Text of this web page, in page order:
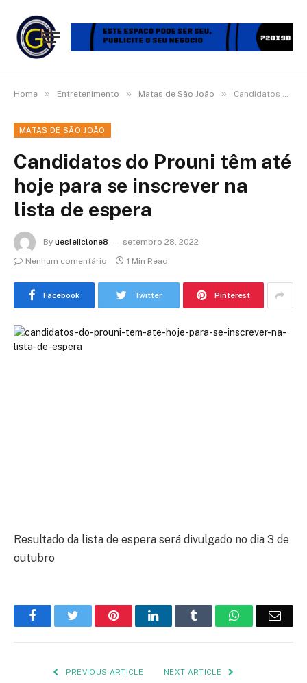
Home » Entretenimento » Matas de São João » Candidatos do Prouni têm até hoje para se inscrever na lista de espera
MATAS DE SÃO JOÃO
Candidatos do Prouni têm até
hoje para se inscrever na
lista de espera
By uesleiiclone8
setembro 28, 2022
Nenhum comentário
1 Min Read
Facebook Twitter Pinterest
Resultado da lista de espera será divulgado no dia 3 de
outubro
FacebookTwitter PinterestLinkedIn Tumblr WhatsApp
PREVIOUS ARTICLE NEXT ARTICLE